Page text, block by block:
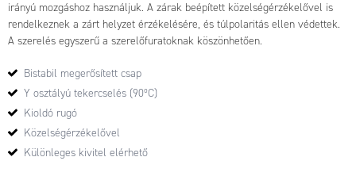
irányú mozgáshoz használjuk. A zárak beépített közelségérzékelővel is
rendelkeznek a zárt helyzet érzékelésére, és túlpolaritás ellen védettek.
A szerelés egyszerű a szerelőfuratoknak köszönhetően.
Bistabil megerősített csap
Y osztályú tekercselés (90ºC)
Kioldó rugó
Közelségérzékelővel
Különleges kivitel elérhető